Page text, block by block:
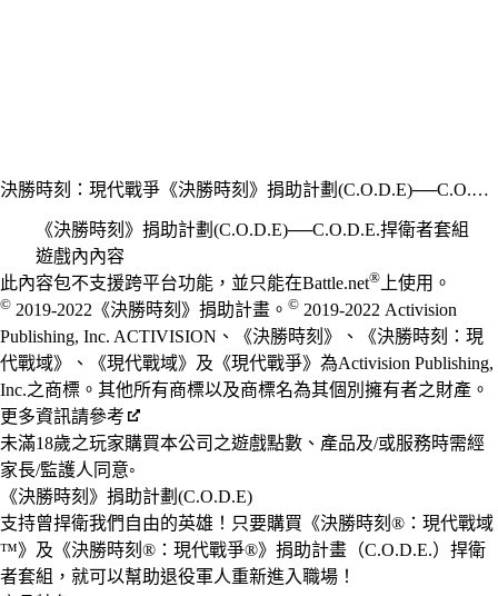
決勝時刻：現代戰爭 《決勝時刻》捐助計劃(C.O.D.E)──C.O.D.E.捍衛者套組
《決勝時刻》捐助計劃(C.O.D.E)──C.O.D.E.捍衛者套組
遊戲內內容
價格
Available actions
此內容包不支援跨平台功能，並只能在Battle.net® 上使用。
© 2019-2022《決勝時刻》捐助計畫。 © 2019-2022 Activision
Publishing, Inc. ACTIVISION、《決勝時刻》、《決勝時刻：現
代戰域》、《現代戰域》及《現代戰爭》為Activision Publishing,
Inc.之商標。其他所有商標以及商標名為其個別擁有者之財產。
更多資訊請參考
未滿18歲之玩家購買本公司之遊戲點數、產品及/或服務時需經
家長/監護人同意◦
《決勝時刻》捐助計劃(C.O.D.E)
支持曾捍衛我們自由的英雄！只要購買《決勝時刻®：現代戰域
™》及《決勝時刻®：現代戰爭®》捐助計畫（C.O.D.E.）捍衛
者套組，就可以幫助退役軍人重新進入職場！